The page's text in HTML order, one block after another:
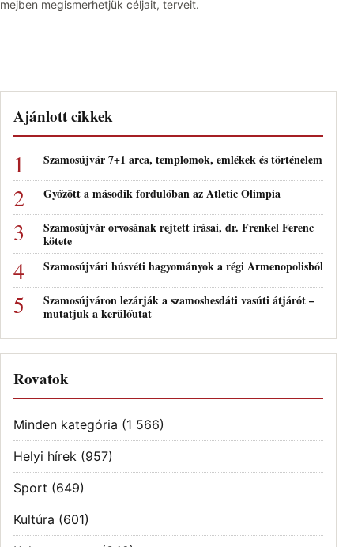
mejben megismerhetjük céljait, terveit.
Ajánlott cikkek
Szamosújvár 7+1 arca, templomok, emlékek és történelem
Győzött a második fordulóban az Atletic Olimpia
Szamosújvár orvosának rejtett írásai, dr. Frenkel Ferenc
kötete
Szamosújvári húsvéti hagyományok a régi Armenopolisból
Szamosújváron lezárják a szamoshesdáti vasúti átjárót –
mutatjuk a kerülőutat
Rovatok
Minden kategória (1 566)
Helyi hírek (957)
Sport (649)
Kultúra (601)